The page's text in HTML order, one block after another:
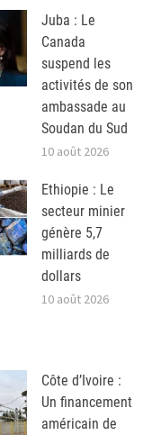
Juba : Le
Canada
suspend les
activités de son
ambassade au
Soudan du Sud
10 août 2026
Ethiopie : Le
secteur minier
génère 5,7
milliards de
dollars
10 août 2026
Côte d’Ivoire :
Un financement
américain de